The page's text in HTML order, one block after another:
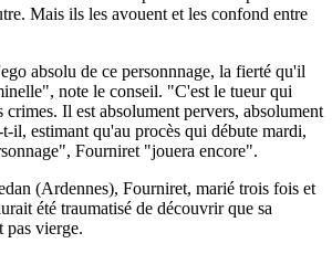
Mais ils les avouent et les confond entre
absolu de ce personnnage, la fierté qu'il
note le conseil. "C'est le tueur qui
crimes. Il est absolument pervers, absolument
il, estimant qu'au procès qui débute mardi,
Fourniret "jouera encore".
(Ardennes), Fourniret, marié trois fois et
été traumatisé de découvrir que sa
pas vierge.